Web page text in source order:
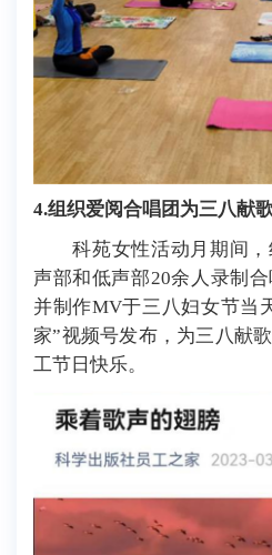
4.组织爱阅合唱团为三八献
科苑女性活动月期间，
声部和低声部20余人录制合
并制作MV于三八妇女节当
家”视频号发布， 为三八献
工节日快乐。